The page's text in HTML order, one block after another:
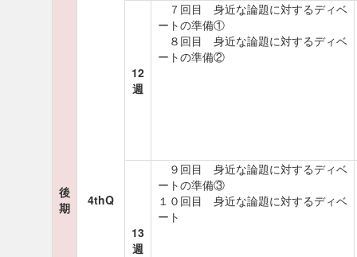
後
期
4thQ
12
週
７回目 身近な論題に対するディベ
ートの準備①
８回目 身近な論題に対するディベ
ートの準備②
13
週
９回目 身近な論題に対するディベ
ートの準備③
１０回目 身近な論題に対するディベ
ート